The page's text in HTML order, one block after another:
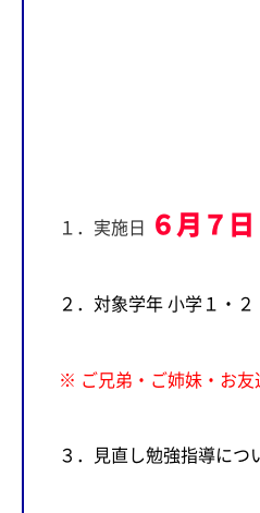
１．実施日 ６月７日
２．対象学年 小学１
（４月１
※ ご兄弟・ご姉妹・お
３．見直し勉強指導につ